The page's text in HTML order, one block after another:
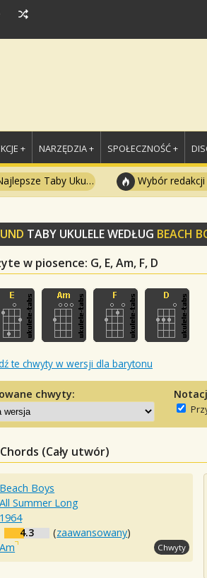
+ NARZĘDZIA + SPOŁECZNOŚĆ +
Taby Ukulele Wybór redakcji
TABY UKULELE WEDŁUG BEACH
w piosence: G, E, Am, F, D
te chwyty w wersji dla barytonu
chwyty:
(Cały utwór)
Beach Boys
All Summer Long
1964
4.3 (zaawansowany)
Am Chwyty